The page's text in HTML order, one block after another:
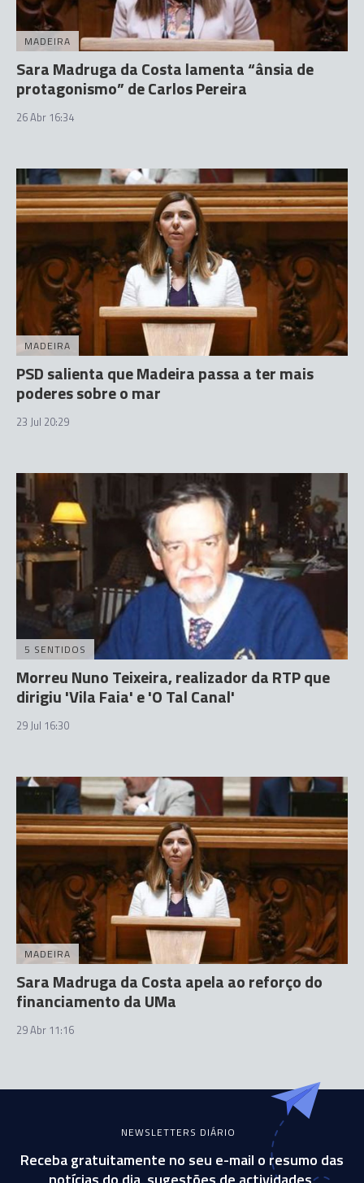
MADEIRA
Sara Madruga da Costa lamenta “ânsia de
protagonismo” de Carlos Pereira
26 Abr 16:34
MADEIRA
PSD salienta que Madeira passa a ter mais
poderes sobre o mar
23 Jul 20:29
5 SENTIDOS
Morreu Nuno Teixeira, realizador da RTP que
dirigiu 'Vila Faia' e 'O Tal Canal'
29 Jul 16:30
MADEIRA
Sara Madruga da Costa apela ao reforço do
financiamento da UMa
29 Abr 11:16
NEWSLETTERS DIÁRIO
Receba gratuitamente no seu e-mail o resumo das